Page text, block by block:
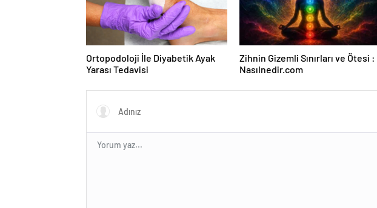
Ortopodoloji İle Diyabetik Ayak
Yarası Tedavisi
Zihnin Gizemli Sınırları ve Ötesi :
Nasılnedir.com